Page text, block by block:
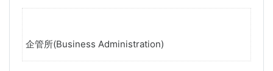
企管所(Business Administration)